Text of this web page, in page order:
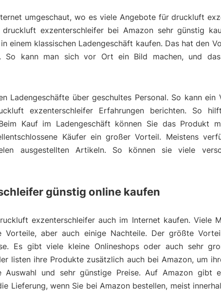
umgeschaut, wo es viele Angebote für druckluft
exzenterschleifer bei Amazon sehr günstig
einem klassischen Ladengeschäft kaufen. Das hat den
So kann man sich vor Ort ein Bild machen, und
Ladengeschäfte über geschultes Personal. So kann ein
exzenterschleifer Erfahrungen berichten. So
Kauf im Ladengeschäft können Sie das Produkt
Käufer ein großer Vorteil. Meistens
ausgestellten Artikeln. So können sie viele
günstig online kaufen
exzenterschleifer auch im Internet kaufen. Viele
Vorteile, aber auch einige Nachteile. Der größte
Es gibt viele kleine Onlineshops oder auch sehr
listen ihre Produkte zusätzlich auch bei Amazon, um
Auswahl und sehr günstige Preise. Auf Amazon gibt
Lieferung, wenn Sie bei Amazon bestellen, meist